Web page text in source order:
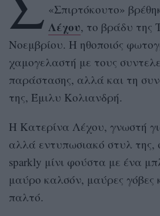
«Σπιρτόκουτο»
Λέχου, το βράδυ της
Νοεμβρίου. Η ηθοποιός
χαμογελαστή με τους
παράστασης, αλλά και τη
της, Έμιλυ Κολιανδρή.
Η Κατερίνα Λέχου, γνωστή
αλλά εντυπωσιακό στυλ της,
sparkly μίνι φούστα με ένα
μαύρο καλσόν, μαύρες
παλτό.